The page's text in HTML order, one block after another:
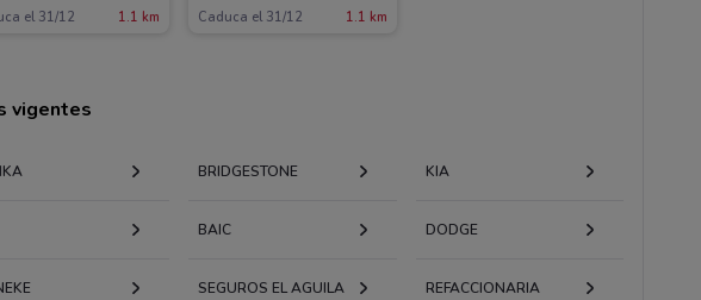
el 31/12 1.1 km Caduca el 31/12 1.1 km
vigentes
BRIDGESTONE KIA
BAIC DODGE
SEGUROS EL AGUILA
REFACCIONARIA